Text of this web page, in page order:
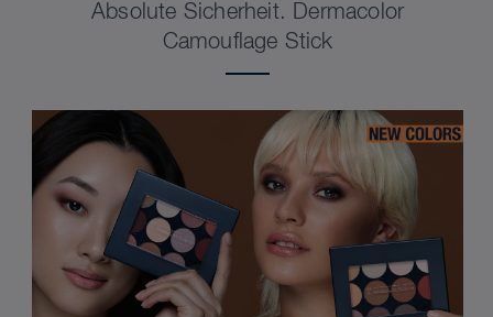
Absolute Sicherheit. Dermacolor
Camouflage Stick